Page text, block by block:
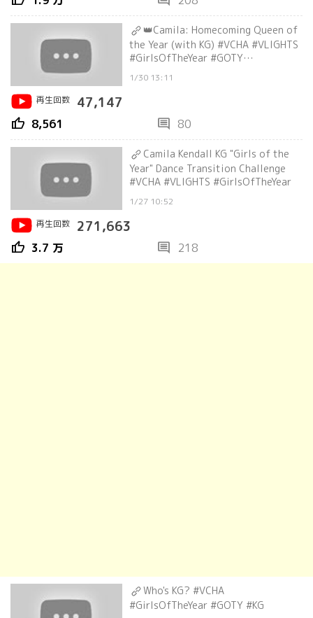
👑Camila: Homecoming Queen of
the Year (with KG) #VCHA #VLIGHTS
#GirlsOfTheYear #GOTY
1/30 13:11
再生回数
47,147
thumb_up 8,561 comment 80
Camila Kendall KG "Girls of the
Year" Dance Transition Challenge
#VCHA #VLIGHTS #GirlsOfTheYear
1/27 10:52
再生回数
271,663
thumb_up 3.7 万 comment 218
Who's KG? #VCHA
#GirlsOfTheYear #GOTY #KG